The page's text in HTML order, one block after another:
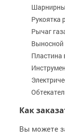
Рукоятка
Рычаг
Выносной
Пластина
Как
Вы можете